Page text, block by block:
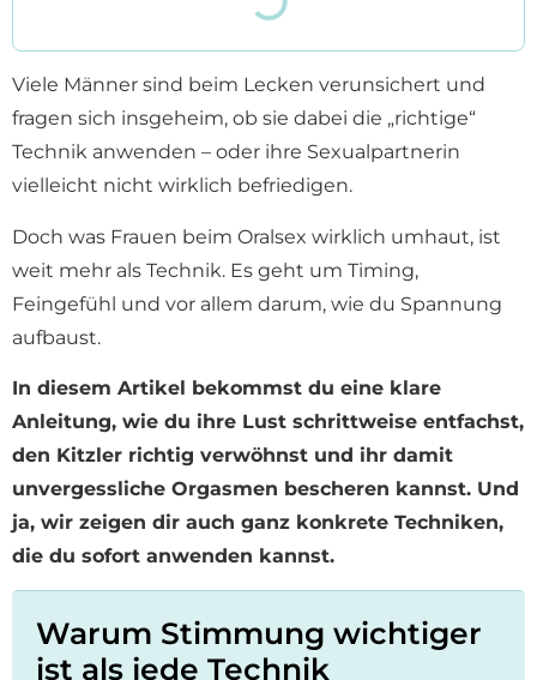
Viele Männer sind beim Lecken verunsichert und
fragen sich insgeheim, ob sie dabei die „richtige“
Technik anwenden – oder ihre Sexualpartnerin
vielleicht nicht wirklich befriedigen.
Doch was Frauen beim Oralsex wirklich umhaut, ist
weit mehr als Technik. Es geht um Timing,
Feingefühl und vor allem darum, wie du Spannung
aufbaust.
In diesem Artikel bekommst du eine klare
Anleitung, wie du ihre Lust schrittweise entfachst,
den Kitzler richtig verwöhnst und ihr damit
unvergessliche Orgasmen bescheren kannst. Und
ja, wir zeigen dir auch ganz konkrete Techniken,
die du sofort anwenden kannst.
Warum Stimmung wichtiger
ist als jede Technik